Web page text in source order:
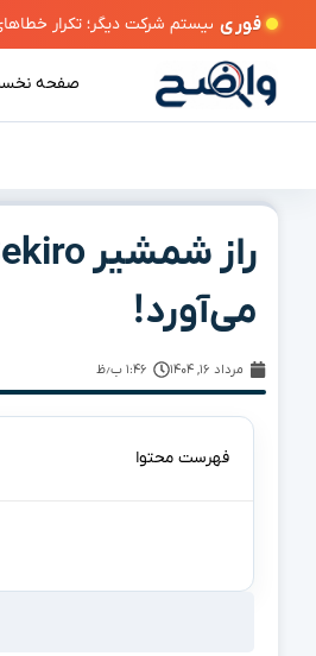
فوری
صفحه
می‌آورد!
مرداد ۱۶, ۱۴۰۴ ۱:۴۶ ب٫ظ
فهرست محتوا